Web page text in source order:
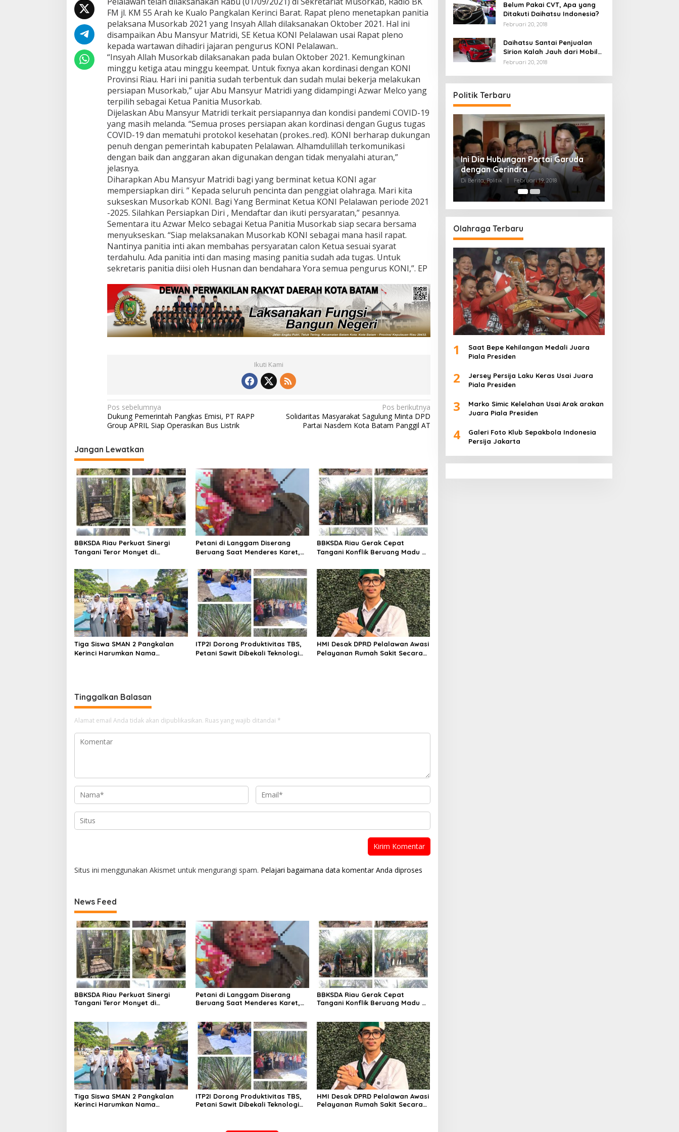
t
K
e
t
u
a
K
O
N
I
P
e
a
l
a
w
S
l
a
h
k
a
n
P
e
r
s
p
k
a
n
FM jl. KM 55 Arah ke Kualo Pangkalan Kerinci Barat. Rapat pleno menetapkan panitia
pelaksana Musorkab 2021 yang Insyah Allah dilaksanakan Oktober 2021. Hal ini
disampaikan Abu Mansyur Matridi, SE Ketua KONI Pelalawan usai Rapat pleno
kepada wartawan dihadiri jajaran pengurus KONI Pelalawan..
“Insyah Allah Musorkab dilaksanakan pada bulan Oktober 2021. Kemungkinan
minggu ketiga atau minggu keempat. Untuk fixnya akan kordinasi dengan KONI
Provinsi Riau. Hari ini panitia sudah terbentuk dan sudah mulai bekerja melakukan
persiapan Musorkab,” ujar Abu Mansyur Matridi yang didampingi Azwar Melco yang
terpilih sebagai Ketua Panitia Musorkab.
Dijelaskan Abu Mansyur Matridi terkait persiapannya dan kondisi pandemi COVID-19
yang masih melanda. “Semua proses persiapan akan kordinasi dengan Gugus tugas
COVID-19 dan mematuhi protokol kesehatan (prokes..red). KONI berharap dukungan
penuh dengan pemerintah kabupaten Pelalawan. Alhamdulillah terkomunikasi
dengan baik dan anggaran akan digunakan dengan tidak menyalahi aturan,”
jelasnya.
Diharapkan Abu Mansyur Matridi bagi yang berminat ketua KONI agar
mempersiapkan diri. ” Kepada seluruh pencinta dan penggiat olahraga. Mari kita
sukseskan Musorkab KONI. Bagi Yang Berminat Ketua KONI Pelalawan periode 2021
-2025. Silahkan Persiapkan Diri , Mendaftar dan ikuti persyaratan,” pesannya.
Sementara itu Azwar Melco sebagai Ketua Panitia Musorkab siap secara bersama
menyukseskan. “Siap melaksanakan Musorkab KONI sebagai mana hasil rapat.
Nantinya panitia inti akan membahas persyaratan calon Ketua sesuai syarat
terdahulu. Ada panitia inti dan masing masing panitia sudah ada tugas. Untuk
sekretaris panitia diisi oleh Husnan dan bendahara Yora semua pengurus KONI,”. EP
Ikuti Kami
N
a
i
g
a
s
i
p
o
s
Pos sebelumnya
Dukung Pemerintah Pangkas Emisi, PT RAPP
Group APRIL Siap Operasikan Bus Listrik
Pos berikutnya
Solidaritas Masyarakat Sagulung Minta DPD
Partai Nasdem Kota Batam Panggil AT
Jangan Lewatkan
BBKSDA Riau Perkuat Sinergi
Tangani Teror Monyet di
Jadi Prioritas
Petani di Langgam Diserang
Beruang Saat Menderes Karet,
BBKSDA Riau Gerak Cepat
Tangani Konflik Beruang Madu di
Jadi Prioritas
Tiga Siswa SMAN 2 Pangkalan
Kerinci Harumkan Nama
ITP2I Dorong Produktivitas TBS,
Petani Sawit Dibekali Teknologi
HMI Desak DPRD Pelalawan Awasi
Pelayanan Rumah Sakit Secara
Tinggalkan Balasan
Alamat email Anda tidak akan dipublikasikan. Ruas yang wajib ditandai *
Situs ini menggunakan Akismet untuk mengurangi spam. Pelajari bagaimana data komentar Anda diproses
News Feed
BBKSDA Riau Perkuat Sinergi
Tangani Teror Monyet di
Petani di Langgam Diserang
Beruang Saat Menderes Karet,
BBKSDA Riau Gerak Cepat
Tangani Konflik Beruang Madu di
Tiga Siswa SMAN 2 Pangkalan
Kerinci Harumkan Nama
ITP2I Dorong Produktivitas TBS,
Petani Sawit Dibekali Teknologi
HMI Desak DPRD Pelalawan Awasi
Pelayanan Rumah Sakit Secara
Belum Pakai CVT, Apa yang
Ditakuti Daihatsu Indonesia?
Februari 20, 2018
Daihatsu Santai Penjualan
Sirion Kalah Jauh dari Mobil
LCGC
Februari 20, 2018
Politik Terbaru
Ini Dia Hubungan Partai Garuda
Di Berita, Politik Februari 19, 2018
Strategi PPP Menangkan Duet
Ganjar dan Gus Yasin
Di Berita, Politik Februari 19, 2018
Olahraga Terbaru
1
Saat Bepe Kehilangan Medali Juara
Piala Presiden
2
Jersey Persija Laku Keras Usai Juara
Piala Presiden
3
Marko Simic Kelelahan Usai Arak arakan
Juara Piala Presiden
4
Galeri Foto Klub Sepakbola Indonesia
Persija Jakarta